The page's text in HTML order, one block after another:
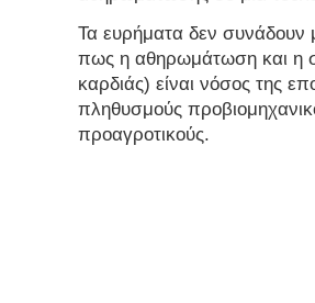
Τα ευρήματα δεν συνάδουν
πως η αθηρωμάτωση και η
καρδιάς) είναι νόσος της
πληθυσμούς
προαγροτικούς.